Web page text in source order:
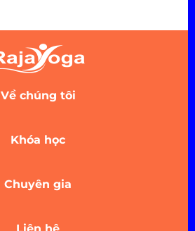
Về chúng tôi
Khóa học
Chuyên gia